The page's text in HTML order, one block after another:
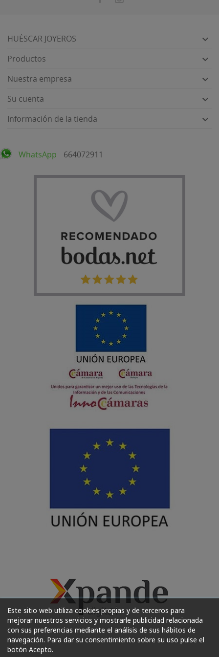
HUÉSCAR JOYEROS 
Productos 
Nuestra empresa 
Su cuenta 
Información de la tienda 
WhatsApp 664072911
Este sitio web utiliza cookies propias y de terceros para
mejorar nuestros servicios y mostrarle publicidad relacionada
con sus preferencias mediante el análisis de sus hábitos de
navegación. Para dar su consentimiento sobre su uso pulse el
botón Acepto.